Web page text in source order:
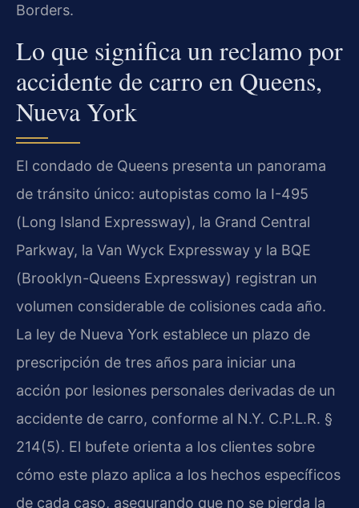
Borders.
Lo que significa un reclamo por
accidente de carro en Queens,
Nueva York
El condado de Queens presenta un panorama
de tránsito único: autopistas como la I-495
(Long Island Expressway), la Grand Central
Parkway, la Van Wyck Expressway y la BQE
(Brooklyn-Queens Expressway) registran un
volumen considerable de colisiones cada año.
La ley de Nueva York establece un plazo de
prescripción de tres años para iniciar una
acción por lesiones personales derivadas de un
accidente de carro, conforme al N.Y. C.P.L.R. §
214(5). El bufete orienta a los clientes sobre
cómo este plazo aplica a los hechos específicos
de cada caso, asegurando que no se pierda la